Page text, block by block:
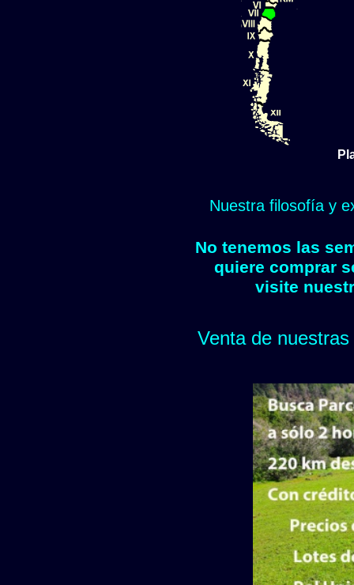
Nuestra filosofía y
No tenemos las
quiere comprar
visite
Venta de